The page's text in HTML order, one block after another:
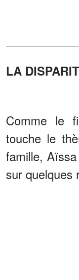
LA DISPARITION TRAGIQUE DE SON
Comme le
touche le
famille,
sur quelques